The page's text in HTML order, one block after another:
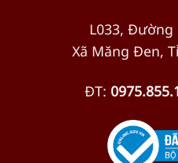
L033, Đường
Xã Măng Đen,
ĐT: